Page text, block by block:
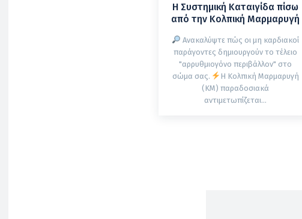
Η Συστημική Καταιγίδα πίσω
από την Κολπική Μαρμαρυγή
Ανακαλύψτε πώς οι μη καρδιακοί
παράγοντες δημιουργούν το τέλειο
"αρρυθμιογόνο περιβάλλον" στο
σώμα σας.
Η Κολπική Μαρμαρυγή
(ΚΜ) παραδοσιακά
αντιμετωπίζεται...